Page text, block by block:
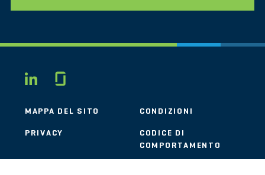
LINKEDIN
MAPPA DEL SITO CONDIZIONI
PRIVACY
CODICE DI
COMPORTAMENTO